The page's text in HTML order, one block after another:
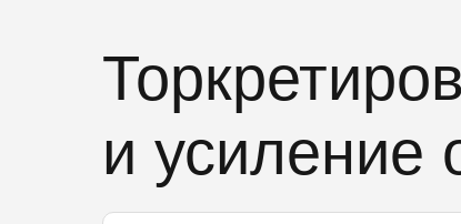
и усиление